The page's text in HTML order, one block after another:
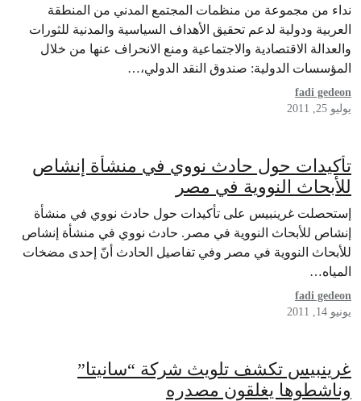
نداء من مجموعة من منظمات المجتمع المدني من المنطقة
العربية ودولية لدعم تحقيق الأهداف السياسية والمدنية للثورات
والعدالة الاقتصادية والاجتماعية ومنع الانحراف عنها من خلال
المؤسسات الدولية: صندوق النقد الدولي،…
fadi gedeon
يوليو 25, 2011
تأكيدات حول حادث نووي في منشأة إنشاص
للأبحاث النووية في مصر
إستحصلت غرينبيس على تأكيدات حول حادث نووي في منشأة
إنشاص للأبحاث النووية في مصر. حادث نووي في منشأة إنشاص
للأبحاث النووية في مصر وفي تفاصيل الحادث أنّ إحدى مضخات
المياه…
fadi gedeon
يونيو 14, 2011
غرينبيس تكشف تلويث شركة “سانيتا”
وناشطوها يغلقون مصدره